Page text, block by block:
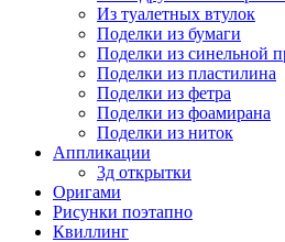
Из туалетных втулок
Поделки из бумаги
Поделки из синельной
Поделки из пластилина
Поделки из фетра
Поделки из фоамирана
Поделки из ниток
Аппликации
3д открытки
Оригами
Рисунки поэтапно
Квиллинг